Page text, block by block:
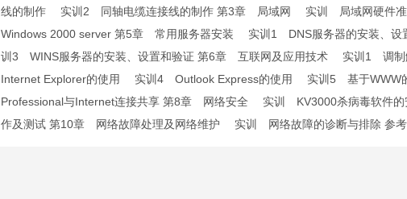
线的制作 实训2 同轴电缆连接线的制作 第3章 局域网 实训 局域网硬件
Windows 2000 server 第5章 常用服务器安装 实训1 DNS服务器的安装、
训3 WINS服务器的安装、设置和验证 第6章 互联网及应用技术 实训1
Internet Explorer的使用 实训4 Outlook Express的使用 实训5 基于
Professional与Internet连接共享 第8章 网络安全 实训 KV3000杀病毒软件
作及测试 第10章 网络故障处理及网络维护 实训 网络故障的诊断与排除 参